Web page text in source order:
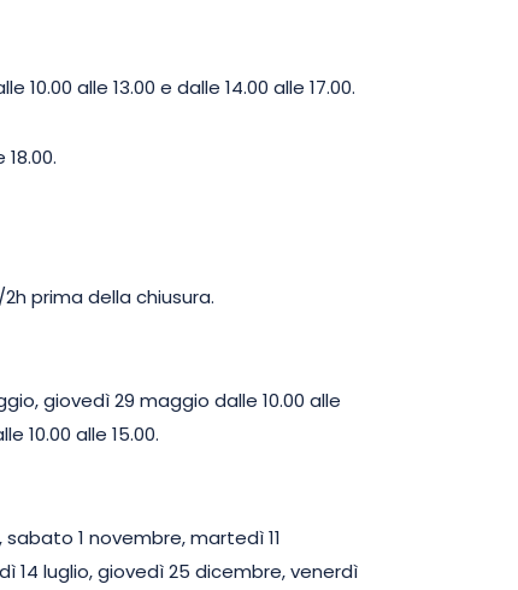
alle 13.00 e dalle 14.00 alle 17.00.
prima della chiusura.
giovedì 29 maggio dalle 10.00 alle
10.00 alle 15.00.
sabato 1 novembre, martedì 11
14 luglio, giovedì 25 dicembre, venerdì